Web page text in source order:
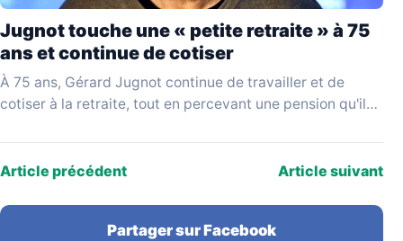
Jugnot touche une « petite retraite » à 75
ans et continue de cotiser
À 75 ans, Gérard Jugnot continue de travailler et de
cotiser à la retraite, tout en percevant une pension qu'il
Article précédent Article suivant
Partager sur Facebook